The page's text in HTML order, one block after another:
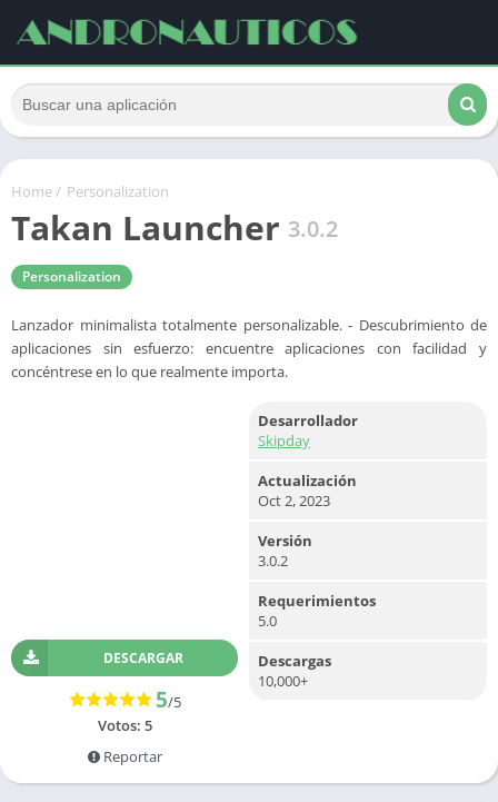
Home/ Personalization
Takan Launcher 3.0.2
Personalization
Lanzador minimalista totalmente personalizable. - Descubrimiento de
aplicaciones sin esfuerzo: encuentre aplicaciones con facilidad y
concéntrese en lo que realmente importa.
DESCARGAR
5/5
Votos: 5
Reportar
Desarrollador
Skipday
Actualización
Oct 2, 2023
Versión
3.0.2
Requerimientos
5.0
Descargas
10,000+